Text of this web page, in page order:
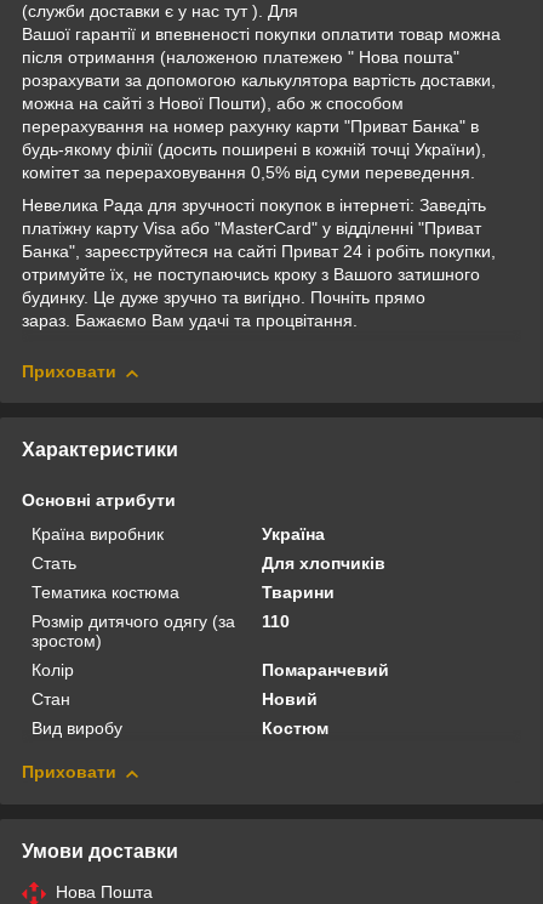
(служби доставки є у нас тут ). Для
Вашої гарантії и впевненості покупки оплатити товар можна
після отримання (наложеною платежею " Нова пошта"
розрахувати за допомогою калькулятора вартість доставки,
можна на сайті з Нової Пошти), або ж способом
перерахування на номер рахунку карти "Приват Банка" в
будь-якому філії (досить поширені в кожній точці України),
комітет за перераховування 0,5% від суми переведення.
Невелика Рада для зручності покупок в інтернеті: Заведіть
платіжну карту Visa або "MasterCard" у відділенні "Приват
Банка", зареєструйтеся на сайті Приват 24 і робіть покупки,
отримуйте їх, не поступаючись кроку з Вашого затишного
будинку. Це дуже зручно та вигідно. Почніть прямо
зараз. Бажаємо Вам удачі та процвітання.
Приховати
Характеристики
Основні атрибути
Країна виробник
Україна
Стать
Для хлопчиків
Тематика костюма
Тварини
Розмір дитячого одягу (за
зростом)
110
Колір
Помаранчевий
Стан
Новий
Вид виробу
Костюм
Приховати
Умови доставки
Нова Пошта